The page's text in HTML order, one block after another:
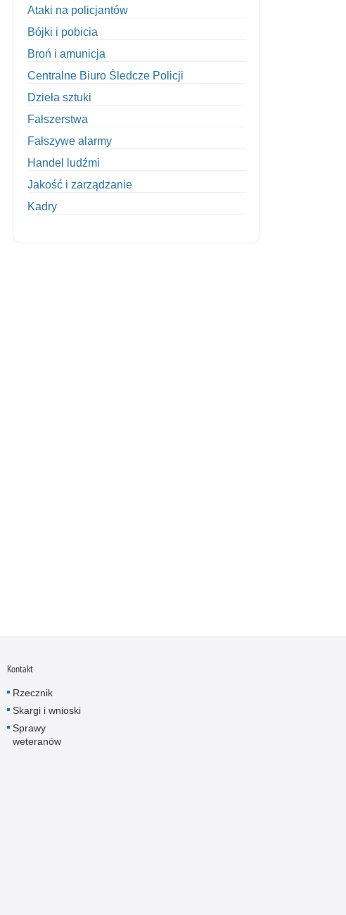
Ataki na policjantów
Bójki i pobicia
Broń i amunicja
Centralne Biuro Śledcze Policji
Dzieła sztuki
Fałszerstwa
Fałszywe alarmy
Handel ludźmi
Jakość i zarządzanie
Kadry
Oszustwa
Piractwo przemysłowe
Podrabianie znaków towarowych
Kontakt
Rzecznik
Skargi i wnioski
Sprawy
weteranów